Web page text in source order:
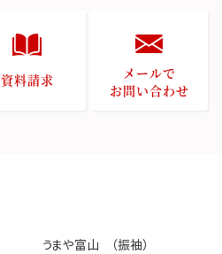
資料請求
メールで
お問い合わせ
うまや富山 （振袖）